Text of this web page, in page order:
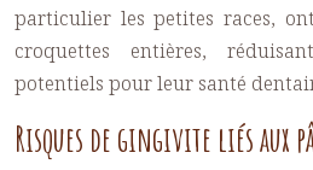
particulier les petites races,
croquettes entières,
potentiels pour leur santé
Risques de gingivite liés aux